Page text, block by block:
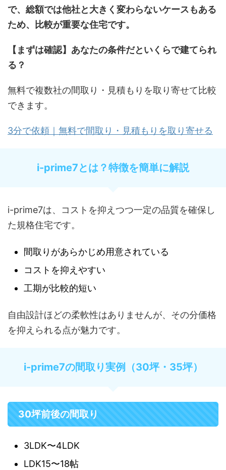
で、総額では他社と大きく変わらないケースもある
ため、比較が重要な住宅です。
【まずは確認】あなたの条件だといくらで建てられ
る？
無料で複数社の間取り・見積もりを取り寄せて比較
できます。
3分で依頼｜無料で間取り・見積もりを取り寄せる
i-prime7とは？特徴を簡単に解説
i-prime7は、コストを抑えつつ一定の品質を確保し
た規格住宅です。
間取りがあらかじめ用意されている
コストを抑えやすい
工期が比較的短い
自由設計ほどの柔軟性はありませんが、その分価格
を抑えられる点が魅力です。
i-prime7の間取り実例（30坪・35坪）
30坪前後の間取り
3LDK〜4LDK
LDK15〜18帖